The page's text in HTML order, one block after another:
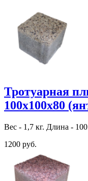
Тротуарная
100х100х80
Вес - 1,7 кг. Длина -
1200 руб.